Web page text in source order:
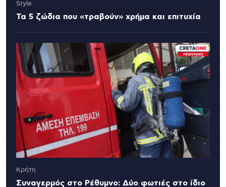
Style
Τα 5 ζώδια που «τραβούν» χρήμα και επιτυχία
Κρήτη
Συναγερμός στο Ρέθυμνο: Δύο φωτιές στο ίδιο